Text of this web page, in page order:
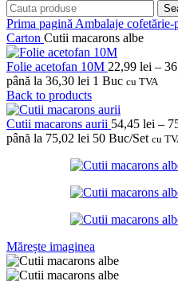
Prima pagină Ambalaje cofetărie-
Carton Cutii macarons albe
Folie acetofan 10M 22,99 lei –
până la 36,30 lei 1 Buc cu TVA
Back to products
Cutii macarons aurii 54,45 lei –
până la 75,02 lei 50 Buc/Set cu
Mărește imaginea